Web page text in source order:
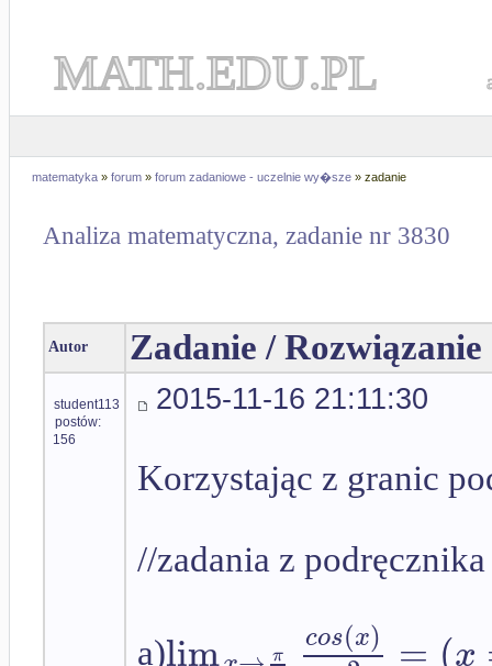
MATH.EDU.PL
matematyka » forum » forum zadaniowe - uczelnie wy�sze » zadanie
Analiza matematyczna, zadanie nr 3830
Autor Zadanie / Rozwiązanie
student113
postów:
156
2015-11-16 21:11:30
Korzystając z granic
//zadania z
a)lim π cos(x) = (x